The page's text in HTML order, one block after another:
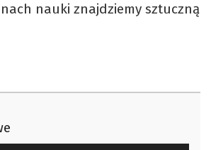
nauki znajdziemy sztuczną